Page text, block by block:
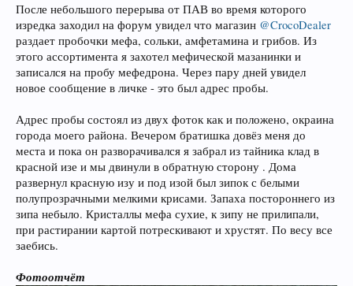
После небольшого перерыва от ПАВ во время которого
изредка заходил на форум увидел что магазин @CrocoDealer
раздает пробочки мефа, сольки, амфетамина и грибов. Из
этого ассортимента я захотел мефической мазанинки и
записался на пробу мефедрона. Через пару дней увидел
новое сообщение в личке - это был адрес пробы.
Адрес пробы состоял из двух фоток как и положено, окраина
города моего района. Вечером братишка довёз меня до
места и пока он разворачивался я забрал из тайника клад в
красной изе и мы двинули в обратную сторону . Дома
развернул красную изу и под изой был зипок с белыми
полупрозрачными мелкими крисами. Запаха постороннего из
зипа небыло. Кристаллы мефа сухие, к зипу не прилипали,
при растирании картой потрескивают и хрустят. По весу все
заебись.
Фотоотчёт